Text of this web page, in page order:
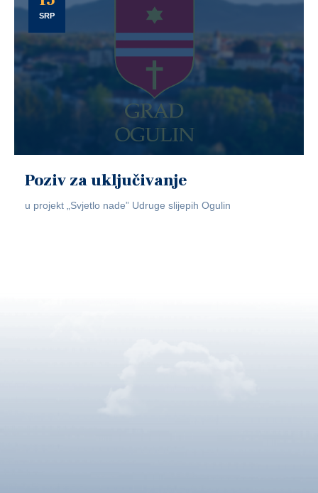
SRP
Poziv za uključivanje
u projekt „Svjetlo nade” Udruge slijepih Ogulin